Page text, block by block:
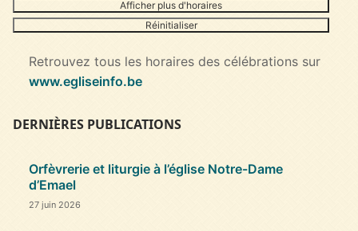
Afficher plus d'horaires
Réinitialiser
Retrouvez tous les horaires des célébrations sur
www.egliseinfo.be
DERNIÈRES PUBLICATIONS
Orfèvrerie et liturgie à l’église Notre-Dame
d’Emael
27 juin 2026